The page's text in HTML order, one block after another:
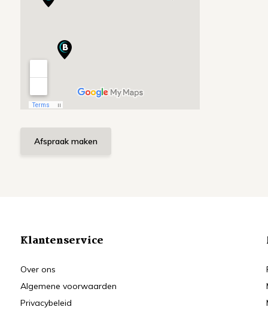
Afspraak maken
Klantenservice
Over ons
Algemene voorwaarden
Privacybeleid